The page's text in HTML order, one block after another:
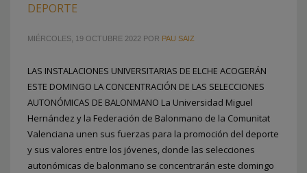
DEPORTE
MIÉRCOLES, 19 OCTUBRE 2022 POR PAU SAIZ
LAS INSTALACIONES UNIVERSITARIAS DE ELCHE ACOGERÁN
ESTE DOMINGO LA CONCENTRACIÓN DE LAS SELECCIONES
AUTONÓMICAS DE BALONMANO La Universidad Miguel
Hernández y la Federación de Balonmano de la Comunitat
Valenciana unen sus fuerzas para la promoción del deporte
y sus valores entre los jóvenes, donde las selecciones
autonómicas de balonmano se concentrarán este domingo